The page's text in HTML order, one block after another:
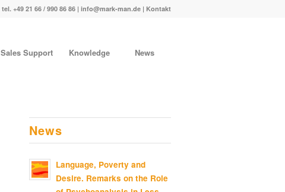
tel. +49 21 66 / 990 86 86 | info@mark-man.de | Kontakt
Sales Support Knowledge News
News
Language, Poverty and
Desire. Remarks on the Role